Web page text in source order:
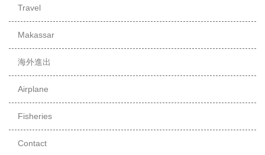
Travel
Makassar
海外進出
Airplane
Fisheries
Contact